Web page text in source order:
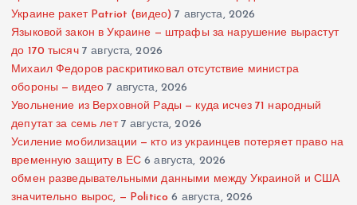
Украине ракет Patriot (видео) 7 августа, 2026
Языковой закон в Украине — штрафы за нарушение вырастут
до 170 тысяч 7 августа, 2026
Михаил Федоров раскритиковал отсутствие министра
обороны — видео 7 августа, 2026
Увольнение из Верховной Рады — куда исчез 71 народный
депутат за семь лет 7 августа, 2026
Усиление мобилизации — кто из украинцев потеряет право на
временную защиту в ЕС 6 августа, 2026
обмен разведывательными данными между Украиной и США
значительно вырос, — Politico 6 августа, 2026